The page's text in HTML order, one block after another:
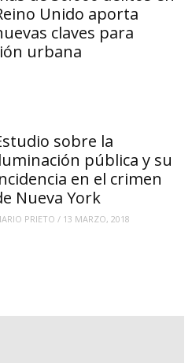
Unido aporta
claves para
urbana
sobre la
pública y su
en el crimen
Nueva York
PRIETO / 13 MARZO, 2018